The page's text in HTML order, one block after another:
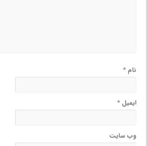
نام*
ایمیل*
وب‌ سایت